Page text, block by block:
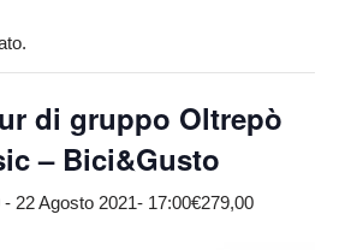
di gruppo Oltrepò
– Bici&Gusto
- 22 Agosto 2021- 17:00€279,00